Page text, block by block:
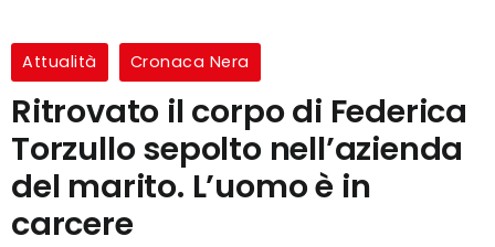
Attualità Cronaca Nera
Ritrovato il corpo di Federica
Torzullo sepolto nell’azienda
del marito. L’uomo è in
carcere